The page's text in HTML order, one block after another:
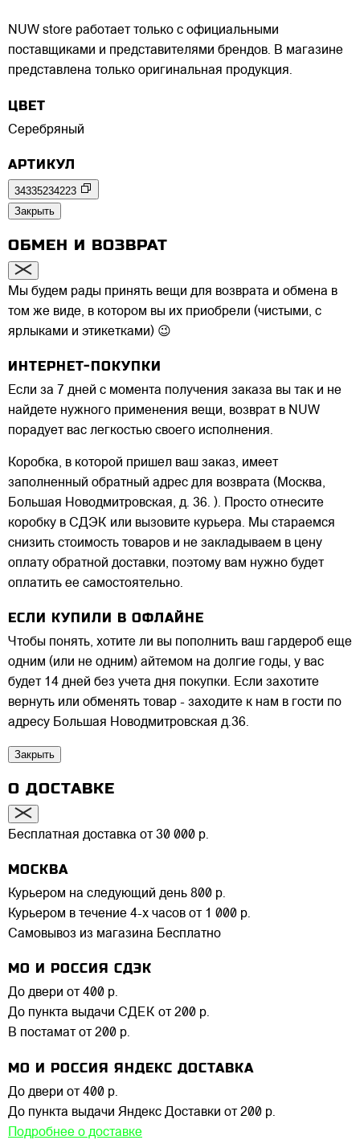
NUW store работает только с официальными
поставщиками и представителями брендов. В магазине
представлена только оригинальная продукция.
ЦВЕТ
Серебряный
АРТИКУЛ
34335234223
Закрыть
ОБМЕН И ВОЗВРАТ
Мы будем рады принять вещи для возврата и обмена в
том же виде, в котором вы их приобрели (чистыми, с
ярлыками и этикетками) 😉
ИНТЕРНЕТ-ПОКУПКИ
Если за 7 дней с момента получения заказа вы так и не
найдете нужного применения вещи, возврат в NUW
порадует вас легкостью своего исполнения.
Коробка, в которой пришел ваш заказ, имеет
заполненный обратный адрес для возврата (Москва,
Большая Новодмитровская, д. 36. ). Просто отнесите
коробку в СДЭК или вызовите курьера. Мы стараемся
снизить стоимость товаров и не закладываем в цену
оплату обратной доставки, поэтому вам нужно будет
оплатить ее самостоятельно.
ЕСЛИ КУПИЛИ В ОФЛАЙНЕ
Чтобы понять, хотите ли вы пополнить ваш гардероб еще
одним (или не одним) айтемом на долгие годы, у вас
будет 14 дней без учета дня покупки. Если захотите
вернуть или обменять товар - заходите к нам в гости по
адресу Большая Новодмитровская д.36.
Закрыть
О ДОСТАВКЕ
Бесплатная доставка от 30 000 р.
МОСКВА
Курьером на следующий день 800 р.
Курьером в течение 4-х часов от 1 000 р.
Самовывоз из магазина Бесплатно
МО И РОССИЯ СДЭК
До двери от 400 р.
До пункта выдачи СДЕК от 200 р.
В постамат от 200 р.
МО И РОССИЯ ЯНДЕКС ДОСТАВКА
До двери от 400 р.
До пункта выдачи Яндекс Доставки от 200 р.
Подробнее о доставке